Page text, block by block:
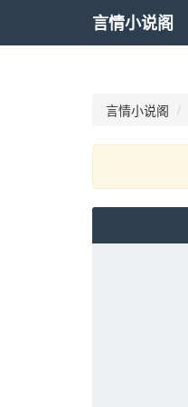
言情小说阁
言情小说阁